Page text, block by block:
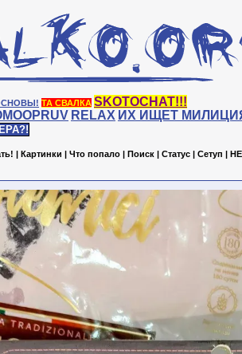
ТА СВАЛКА SKOTOCHAT!!!
RELAX ИХ ИЩЕТ
| Картинки | Что попало | Поиск | Статус | Сетуп |